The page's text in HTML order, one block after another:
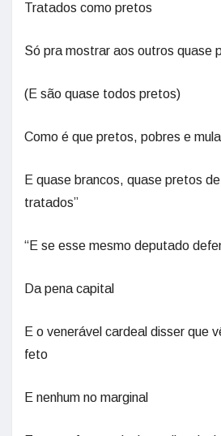
Tratados como pretos
Só pra mostrar aos outros quase
(E são quase todos pretos)
Como é que pretos, pobres e
E quase brancos, quase pretos
tratados”
“E se esse mesmo deputado
Da pena capital
E o venerável cardeal disser que
feto
E nenhum no marginal